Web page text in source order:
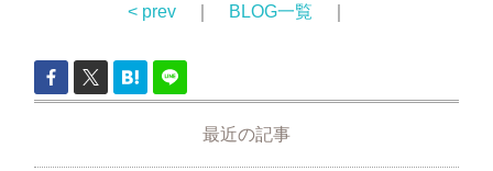
< prev BLOG一覧
最近の記事